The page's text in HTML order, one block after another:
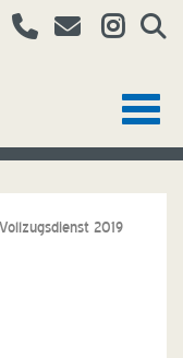
Vollzugsdienst 2019